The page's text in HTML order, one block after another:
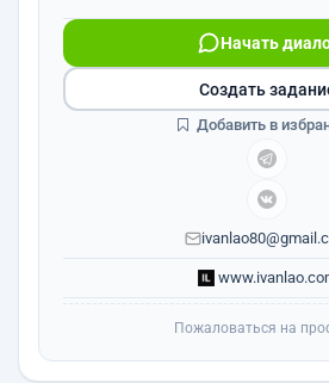
Начать
Создать
Добавить в
Пожаловаться на